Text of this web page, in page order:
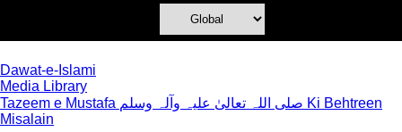
Dawat-e-Islami
Media Library
Tazeem e Mustafa صلی اللہ تعالیٰ علیہ وآلہ وسلم Ki Behtreen
Misalain